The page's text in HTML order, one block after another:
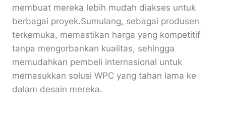
membuat mereka lebih mudah diakses untuk
berbagai proyek.Sumulang, sebagai produsen
terkemuka, memastikan harga yang kompetitif
tanpa mengorbankan kualitas, sehingga
memudahkan pembeli internasional untuk
memasukkan solusi WPC yang tahan lama ke
dalam desain mereka.